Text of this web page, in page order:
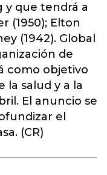
y que tendrá a
(1950); Elton
(1942). Global
de
como objetivo
la salud y a la
El anuncio se
el
(CR)